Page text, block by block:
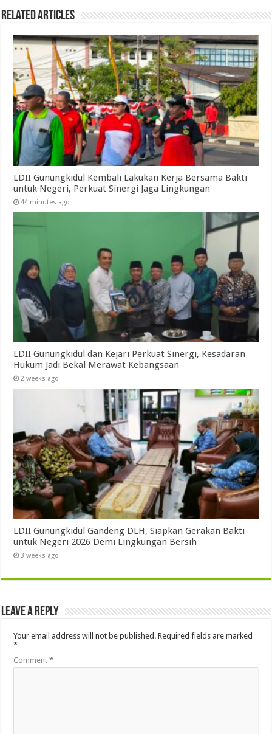
Related Articles
LDII Gunungkidul Kembali Lakukan Kerja Bersama Bakti
untuk Negeri, Perkuat Sinergi Jaga Lingkungan
44 minutes ago
LDII Gunungkidul dan Kejari Perkuat Sinergi, Kesadaran
Hukum Jadi Bekal Merawat Kebangsaan
2 weeks ago
LDII Gunungkidul Gandeng DLH, Siapkan Gerakan Bakti
untuk Negeri 2026 Demi Lingkungan Bersih
3 weeks ago
Leave a Reply
Your email address will not be published. Required fields are marked
*
Comment*